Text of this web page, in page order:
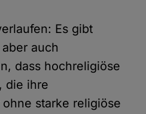
Es gibt
auch
dass hochreligiöse
die ihre
starke religiöse